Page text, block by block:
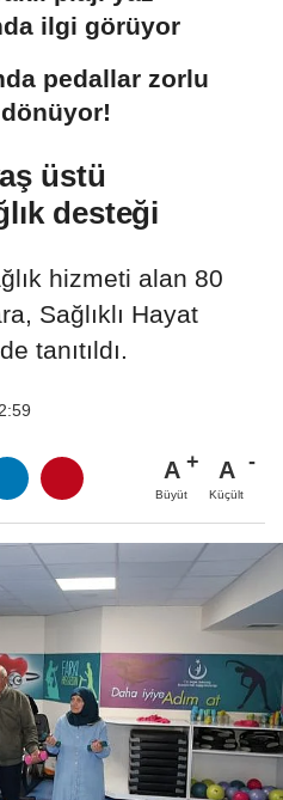
ilgi görüyor
pedallar zorlu
üstü
desteği
hizmeti alan 80
Sağlıklı Hayat
tanıtıldı.
A
Büyüt
A
Küçült